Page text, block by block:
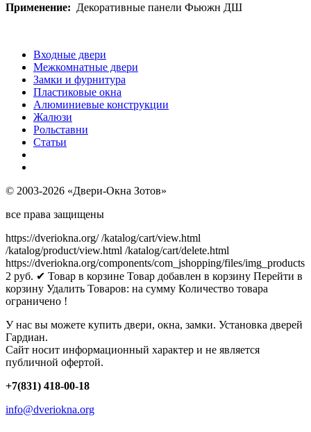
Применение: Декоративные панели Фьюжн ДШ
Входные двери
Межкомнатные двери
Замки и фурнитура
Пластиковые окна
Алюминиевые конструкции
Жалюзи
Рольставни
Статьи
© 2003-2026 «Двери-Окна Зотов»
все права защищены
https://dveriokna.org/ /katalog/cart/view.html
/katalog/product/view.html /katalog/cart/delete.html
https://dveriokna.org/components/com_jshopping/files/img_products
2 руб. ✔ Товар в корзине Товар добавлен в корзину Перейти в
корзину Удалить Товаров: на сумму Количество товара
ограничено !
У нас вы можете купить двери, окна, замки. Установка дверей
Гардиан.
Сайт носит информационный характер и не является
публичной офертой.
+7(831) 418-00-18
info@dveriokna.org